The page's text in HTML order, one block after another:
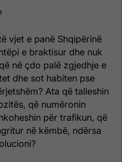
vjet e panë Shqipërinë
e braktisur dhe nuk
në çdo palë zgjedhje e
dhe sot habiten pse
Ata që talleshin
që numëronin
për trafikun, që
në këmbë, ndërsa